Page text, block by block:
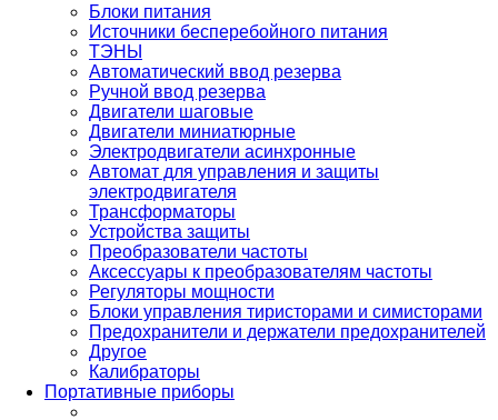
Блоки питания
Источники бесперебойного питания
ТЭНЫ
Автоматический ввод резерва
Ручной ввод резерва
Двигатели шаговые
Двигатели миниатюрные
Электродвигатели асинхронные
Автомат для управления и защиты
электродвигателя
Трансформаторы
Устройства защиты
Преобразователи частоты
Аксессуары к преобразователям частоты
Регуляторы мощности
Блоки управления тиристорами и симисторами
Предохранители и держатели предохранителей
Другое
Калибраторы
Портативные приборы